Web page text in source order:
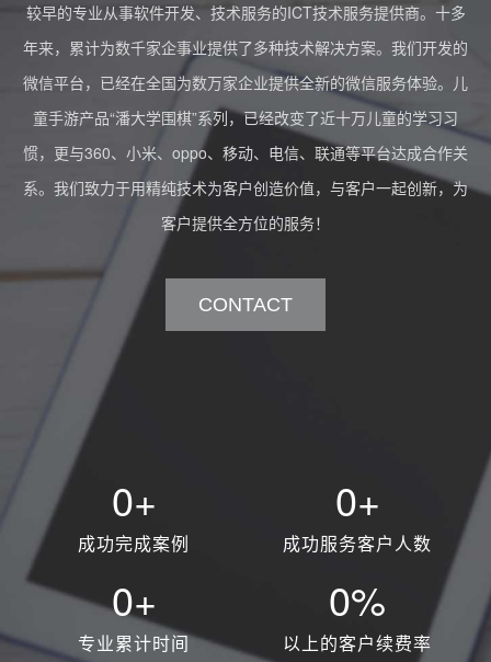
较早的专业从事软件开发、技术服务的ICT技术服务提供商。十多
年来，累计为数千家企事业提供了多种技术解决方案。我们开发的
微信平台，已经在全国为数万家企业提供全新的微信服务体验。儿
童手游产品“潘大学围棋”系列，已经改变了近十万儿童的学习习
惯，更与360、小米、oppo、移动、电信、联通等平台达成合作关
系。我们致力于用精纯技术为客户创造价值，与客户一起创新，为
客户提供全方位的服务！
CONTACT
0+
成功完成案例
0+
成功服务客户人数
0+
专业累计时间
0%
以上的客户续费率